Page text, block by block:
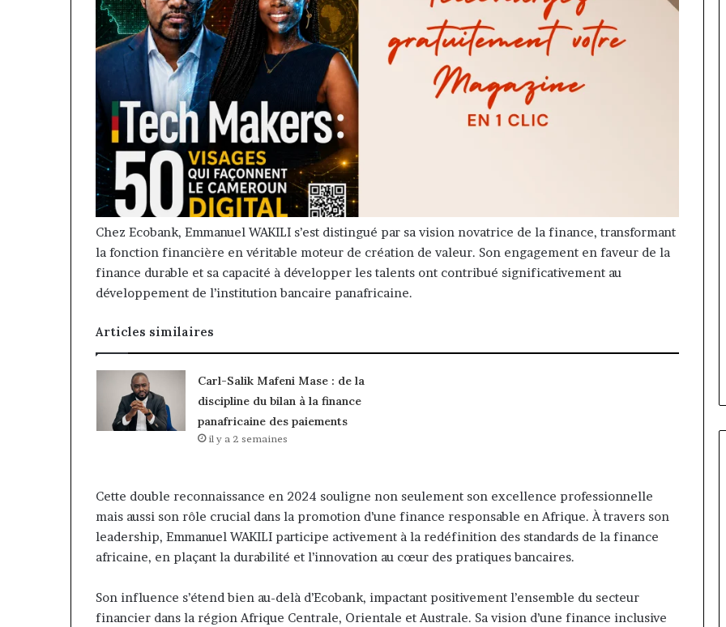
Chez Ecobank, Emmanuel WAKILI s’est distingué par sa vision novatrice de la finance, transformant
la fonction financière en véritable moteur de création de valeur. Son engagement en faveur de la
finance durable et sa capacité à développer les talents ont contribué significativement au
développement de l’institution bancaire panafricaine.
Articles similaires
Carl-Salik Mafeni Mase : de la
discipline du bilan à la finance
panafricaine des paiements
il y a 2 semaines
Cette double reconnaissance en 2024 souligne non seulement son excellence professionnelle
mais aussi son rôle crucial dans la promotion d’une finance responsable en Afrique. À travers son
leadership, Emmanuel WAKILI participe activement à la redéfinition des standards de la finance
africaine, en plaçant la durabilité et l’innovation au cœur des pratiques bancaires.
Son influence s’étend bien au-delà d’Ecobank, impactant positivement l’ensemble du secteur
financier dans la région Afrique Centrale, Orientale et Australe. Sa vision d’une finance inclusive